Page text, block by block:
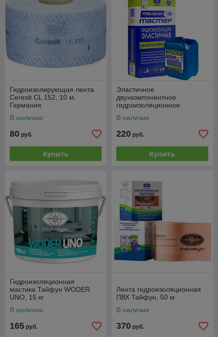
Гидроизолирующая лента
Ceresit CL 152, 10 м,
Германия
В наличии
80 руб.
Купить
Эластичное
двухкомпонентное
гидроизоляционное
DUO, 24+8 кг
В наличии
220 руб.
Купить
Гидроизоляционная
мастика Тайфун WODER
UNO, 15 кг
В наличии
165 руб.
Лента гидроизоляционная
ПВХ Тайфун, 50 м
В наличии
370 руб.